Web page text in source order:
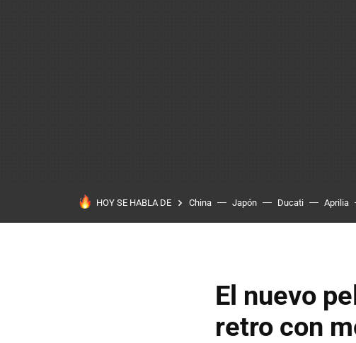
HOY SE HABLA DE China Japón Ducati Aprilia
El nuevo
retro con